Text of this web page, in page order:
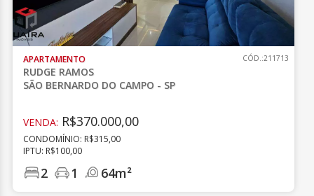
APARTAMENTO
RUDGE RAMOS
SÃO BERNARDO DO CAMPO - SP
CÓD.:211713
VENDA: R$370.000,00
CONDOMÍNIO: R$315,00
IPTU: R$100,00
2 1 64m²